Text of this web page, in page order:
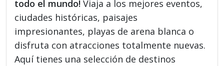
todo el mundo! Viaja a los mejores eventos,
ciudades históricas, paisajes
impresionantes, playas de arena blanca o
disfruta con atracciones totalmente nuevas.
Aquí tienes una selección de destinos